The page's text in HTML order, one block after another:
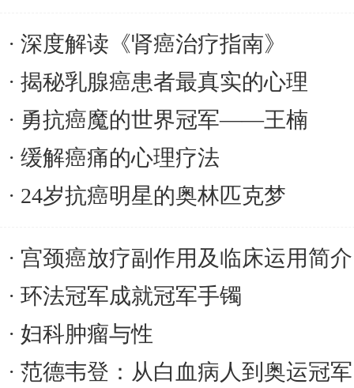
深度解读《肾癌治疗指南》
揭秘乳腺癌患者最真实的心理
勇抗癌魔的世界冠军——王楠
缓解癌痛的心理疗法
24岁抗癌明星的奥林匹克梦
宫颈癌放疗副作用及临床运用简介
环法冠军成就冠军手镯
妇科肿瘤与性
范德韦登：从白血病人到奥运冠军